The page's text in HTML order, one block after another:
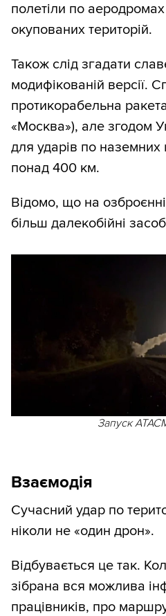
полетіли по аеродромах
окупованих територій.
Також слід згадати
модифікованій версії.
протикорабельна
«Москва»), але згодом
для ударів по наземних
понад 400 км.
Відомо, що на
більш далекобійні
Запуск
Взаємодія
Сучасний удар по
ніколи не «один дрон».
Відбувається це так.
зібрана вся можлива
працівників, про